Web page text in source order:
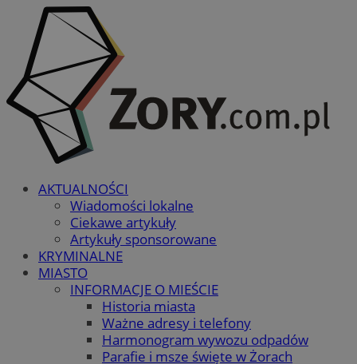
AKTUALNOŚCI
Wiadomości lokalne
Ciekawe artykuły
Artykuły sponsorowane
KRYMINALNE
MIASTO
INFORMACJE O MIEŚCIE
Historia miasta
Ważne adresy i telefony
Harmonogram wywozu odpadów
Parafie i msze święte w Żorach